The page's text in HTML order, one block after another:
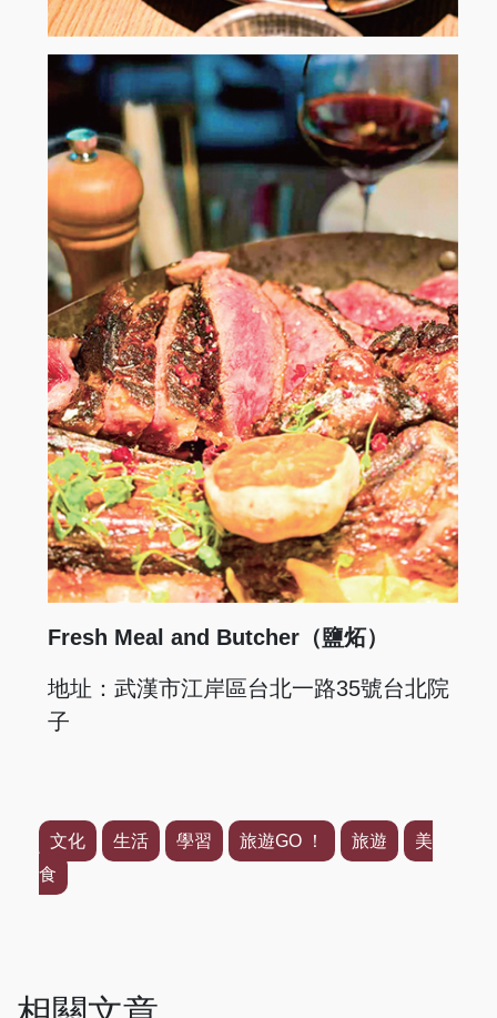
Fresh Meal and Butcher（鹽炻）
地址：武漢市江岸區台北一路35號台北院
子
文化 生活 學習 旅遊GO ！ 旅遊
美
食